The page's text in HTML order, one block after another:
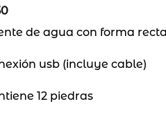
de agua con forma
usb (incluye cable)
12 piedras